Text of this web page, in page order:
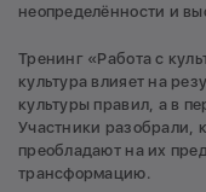
неопределённости и
Тренинг «Работа с
культура влияет на
культуры правил, а в
Участники разобрали,
преобладают на их
трансформацию.